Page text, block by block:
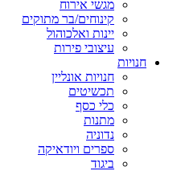
מגשי אירוח
קינוחים/בר מתוקים
יינות ואלכוהול
עיצובי פירות
חנויות
חנויות אונליין
תכשיטים
כלי כסף
מתנות
נדוניה
ספרים ויודאיקה
ביגוד